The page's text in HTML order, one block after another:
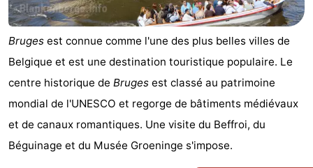
vélo
Équitation
-
Terrains
de
golf
-
Surfen
-
Peche
Sportive
-
Equitation
Glossopètre
Bruges est connue comme l'une des plus belles villes de
Belgique et est une destination touristique populaire. Le
centre historique de Bruges est classé au patrimoine
mondial de l'UNESCO et regorge de bâtiments médiévaux
et de canaux romantiques. Une visite du Beffroi, du
Béguinage et du Musée Groeninge s'impose.